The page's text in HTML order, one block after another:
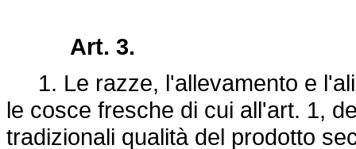
Art. 3.
1. Le razze, l'allevamento e
le cosce fresche di cui all'art. 1,
tradizionali qualità del prodotto